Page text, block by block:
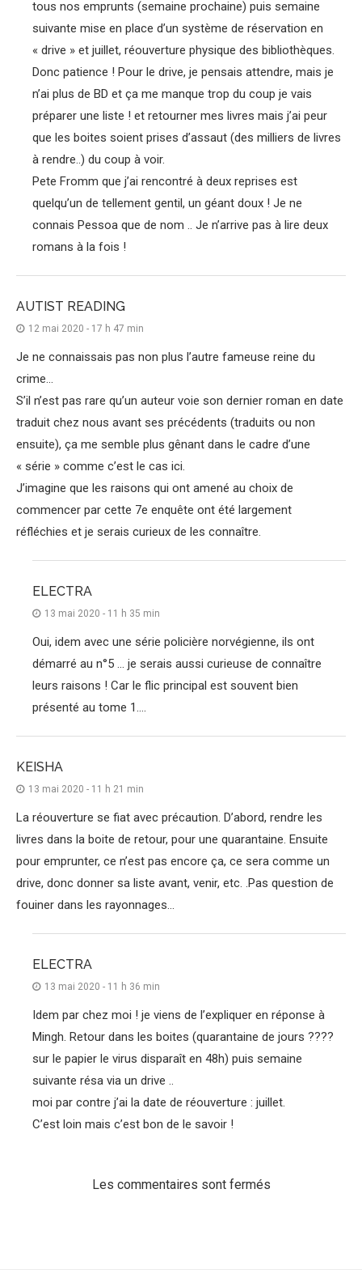
tous nos emprunts (semaine prochaine) puis semaine
suivante mise en place d’un système de réservation en
« drive » et juillet, réouverture physique des bibliothèques.
Donc patience ! Pour le drive, je pensais attendre, mais je
n’ai plus de BD et ça me manque trop du coup je vais
préparer une liste ! et retourner mes livres mais j’ai peur
que les boites soient prises d’assaut (des milliers de livres
à rendre..) du coup à voir.
Pete Fromm que j’ai rencontré à deux reprises est
quelqu’un de tellement gentil, un géant doux ! Je ne
connais Pessoa que de nom .. Je n’arrive pas à lire deux
romans à la fois !
AUTIST READING
12 mai 2020 - 17 h 47 min
Je ne connaissais pas non plus l’autre fameuse reine du
crime…
S’il n’est pas rare qu’un auteur voie son dernier roman en date
traduit chez nous avant ses précédents (traduits ou non
ensuite), ça me semble plus gênant dans le cadre d’une
« série » comme c’est le cas ici.
J’imagine que les raisons qui ont amené au choix de
commencer par cette 7e enquête ont été largement
réfléchies et je serais curieux de les connaître.
ELECTRA
13 mai 2020 - 11 h 35 min
Oui, idem avec une série policière norvégienne, ils ont
démarré au n°5 … je serais aussi curieuse de connaître
leurs raisons ! Car le flic principal est souvent bien
présenté au tome 1….
KEISHA
13 mai 2020 - 11 h 21 min
La réouverture se fiat avec précaution. D’abord, rendre les
livres dans la boite de retour, pour une quarantaine. Ensuite
pour emprunter, ce n’est pas encore ça, ce sera comme un
drive, donc donner sa liste avant, venir, etc. .Pas question de
fouiner dans les rayonnages…
ELECTRA
13 mai 2020 - 11 h 36 min
Idem par chez moi ! je viens de l’expliquer en réponse à
Mingh. Retour dans les boites (quarantaine de jours ????
sur le papier le virus disparaît en 48h) puis semaine
suivante résa via un drive ..
moi par contre j’ai la date de réouverture : juillet.
C’est loin mais c’est bon de le savoir !
Les commentaires sont fermés